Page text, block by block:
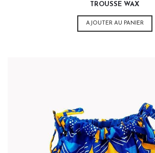
TROUSSE WAX
AJOUTER AU PANIER